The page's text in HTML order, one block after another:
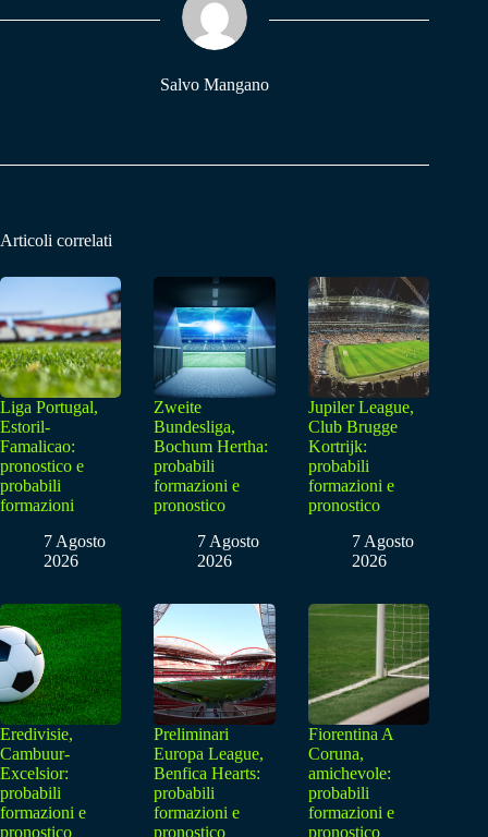
pp m
Salvo Mangano
Articoli correlati
Liga Portugal,
Estoril-
Famalicao:
pronostico e
probabili
formazioni
7 Agosto
2026
Zweite
Bundesliga,
Bochum Hertha:
probabili
formazioni e
pronostico
7 Agosto
2026
Jupiler League,
Club Brugge
Kortrijk:
probabili
formazioni e
pronostico
7 Agosto
2026
Eredivisie,
Cambuur-
Excelsior:
probabili
formazioni e
pronostico
Preliminari
Europa League,
Benfica Hearts:
probabili
formazioni e
pronostico
Fiorentina A
Coruna,
amichevole:
probabili
formazioni e
pronostico